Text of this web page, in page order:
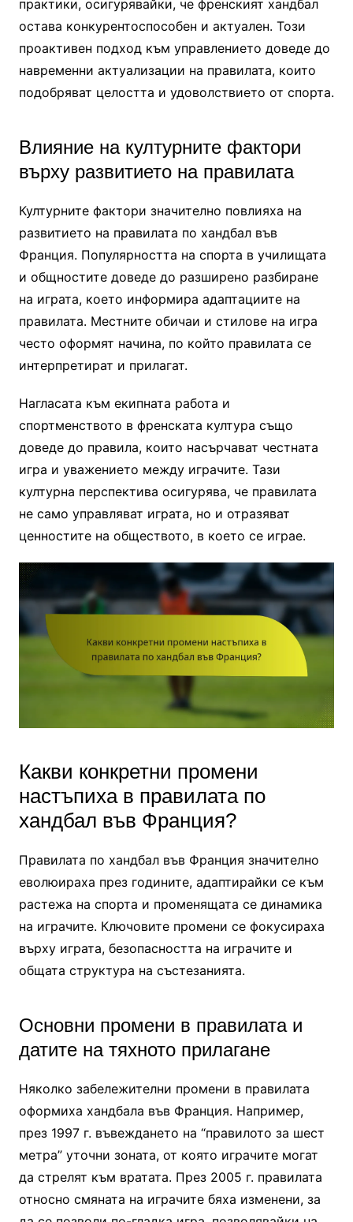
практики, осигурявайки, че френският хандбал
остава конкурентоспособен и актуален. Този
проактивен подход към управлението доведе до
навременни актуализации на правилата, които
подобряват целостта и удоволствието от спорта.
Влияние на културните фактори
върху развитието на правилата
Културните фактори значително повлияха на
развитието на правилата по хандбал във
Франция. Популярността на спорта в училищата
и общностите доведе до разширено разбиране
на играта, което информира адаптациите на
правилата. Местните обичаи и стилове на игра
често оформят начина, по който правилата се
интерпретират и прилагат.
Нагласата към екипната работа и
спортменството в френската култура също
доведе до правила, които насърчават честната
игра и уважението между играчите. Тази
културна перспектива осигурява, че правилата
не само управляват играта, но и отразяват
ценностите на обществото, в което се играе.
Какви конкретни промени
настъпиха в правилата по
хандбал във Франция?
Правилата по хандбал във Франция значително
еволюираха през годините, адаптирайки се към
растежа на спорта и променящата се динамика
на играчите. Ключовите промени се фокусираха
върху играта, безопасността на играчите и
общата структура на състезанията.
Основни промени в правилата и
датите на тяхното прилагане
Няколко забележителни промени в правилата
оформиха хандбала във Франция. Например,
през 1997 г. въвеждането на “правилото за шест
метра” уточни зоната, от която играчите могат
да стрелят към вратата. През 2005 г. правилата
относно смяната на играчите бяха изменени, за